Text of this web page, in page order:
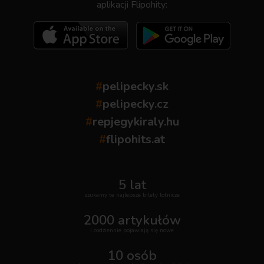
aplikacji Flipohity:
#pelipecky.sk
#pelipecky.cz
#repjegykiraly.hu
#flipohits.at
5 lat
szukamy te najlepsze bilety lotnicze
2000 artykułów
i codziennie pojawiają się nowe
10 osób